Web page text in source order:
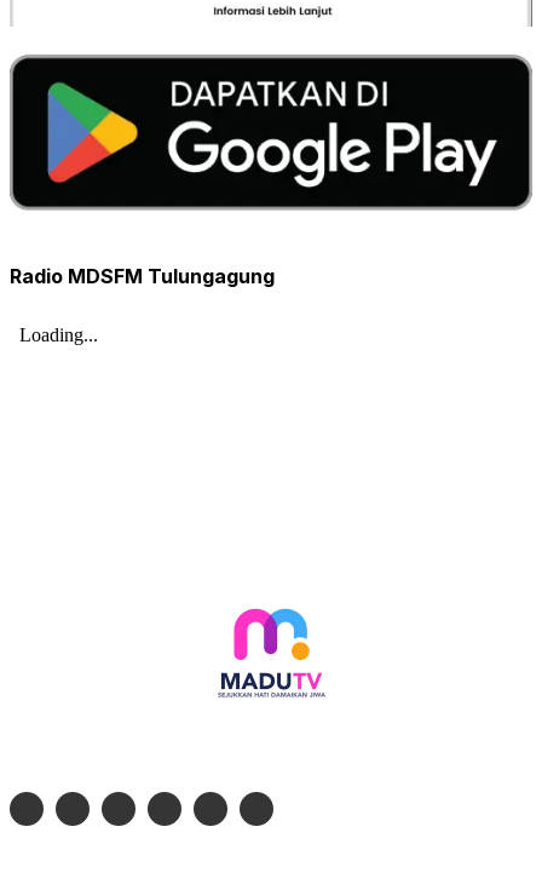
Radio MDSFM Tulungagung